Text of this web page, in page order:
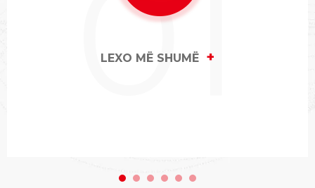
LEXO MË SHUMË +